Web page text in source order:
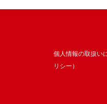
個人情報の取扱い
リシー）